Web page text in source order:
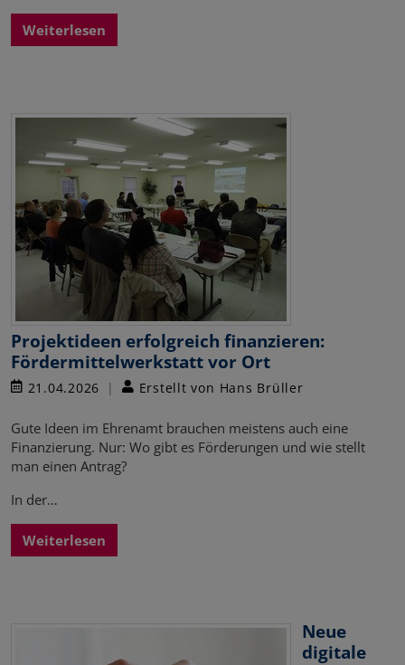
Weiterlesen
Projektideen erfolgreich finanzieren:
Fördermittelwerkstatt vor Ort
21.04.2026 Erstellt von Hans Brüller
Gute Ideen im Ehrenamt brauchen meistens auch eine
Finanzierung. Nur: Wo gibt es Förderungen und wie stellt
man einen Antrag?
In der…
Weiterlesen
Neue
digitale